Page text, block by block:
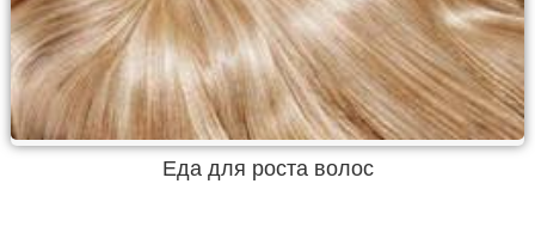
Еда для роста волос